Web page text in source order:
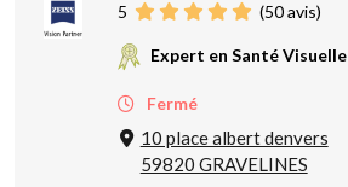
5 (50avis)
Expert en Santé Visuelle
Fermé
10 place albert denvers
59820 GRAVELINES